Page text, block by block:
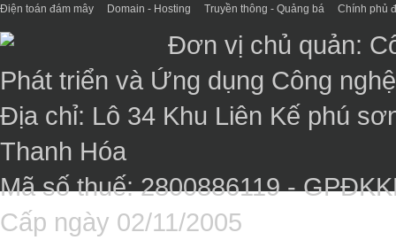
Điện toán đám mây Domain - Hosting Truyền thông - Quảng bá Chính phủ
Đơn vị chủ quản:
Phát triển và Ứng dụng Công
Địa chỉ: Lô 34 Khu Liên Kế phú
Thanh Hóa
Mã số thuế: 2800886119 -
Cấp ngày 02/11/2005